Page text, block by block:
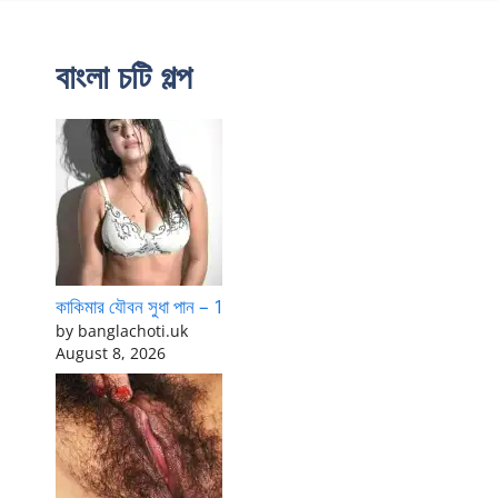
বাংলা চটি গল্প
কাকিমার যৌবন সুধা পান – 1
by banglachoti.uk
August 8, 2026